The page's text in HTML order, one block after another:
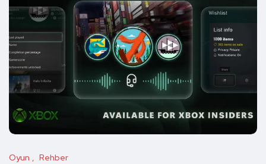
Oyun Rehber